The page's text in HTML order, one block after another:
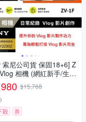
索尼公司貨 保固18+6] Z
相機 (網紅新手/生活
$15,768
)
殺 券